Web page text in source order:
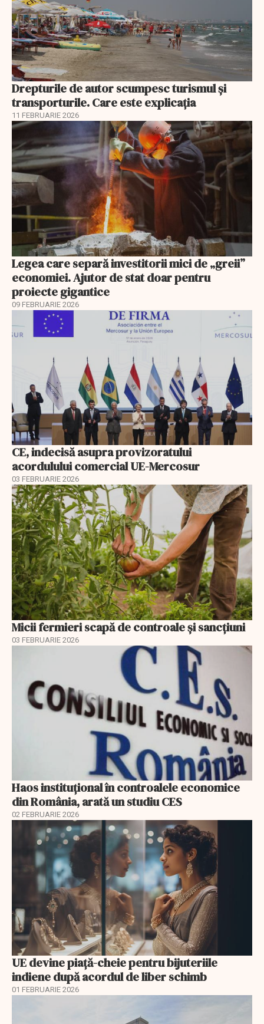
Drepturile de autor scumpesc turismul și
transporturile. Care este explicația
11 FEBRUARIE 2026
Legea care separă investitorii mici de „greii”
economiei. Ajutor de stat doar pentru
proiecte gigantice
09 FEBRUARIE 2026
CE, indecisă asupra provizoratului
acordulului comercial UE-Mercosur
03 FEBRUARIE 2026
Micii fermieri scapă de controale și sancțiuni
03 FEBRUARIE 2026
Haos instituțional în controalele economice
din România, arată un studiu CES
02 FEBRUARIE 2026
UE devine piață-cheie pentru bijuteriile
indiene după acordul de liber schimb
01 FEBRUARIE 2026